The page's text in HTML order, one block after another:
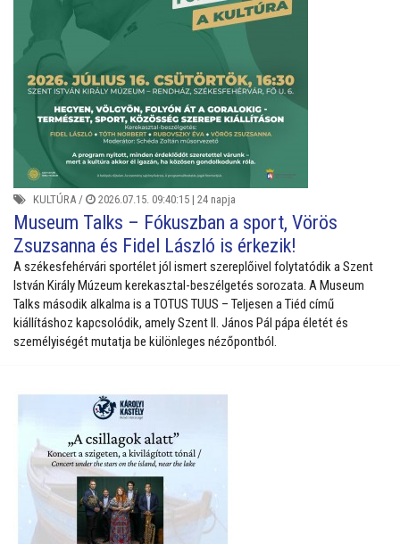
KULTÚRA / 2026.07.15. 09:40:15 | 24 napja
Museum Talks – Fókuszban a sport, Vörös
Zsuzsanna és Fidel László is érkezik!
A székesfehérvári sportélet jól ismert szereplőivel folytatódik a Szent
István Király Múzeum kerekasztal-beszélgetés sorozata. A Museum
Talks második alkalma is a TOTUS TUUS – Teljesen a Tiéd című
kiállításhoz kapcsolódik, amely Szent II. János Pál pápa életét és
személyiségét mutatja be különleges nézőpontból.